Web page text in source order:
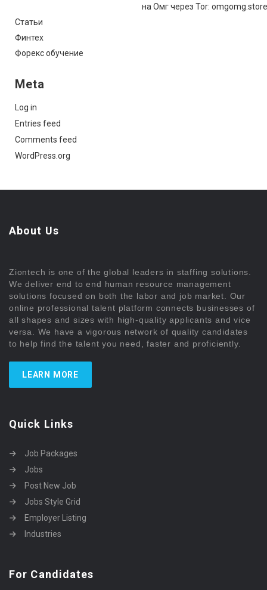
на Омг через Tor:
Статьи
Финтех
Форекс обучение
Meta
Log in
Entries feed
Comments feed
WordPress.org
About Us
Ziontech is one of the global leaders in staffing solutions.
We deliver end to end human resource management
solutions focused on both the labor and job market. Our
online professional talent platform connects businesses of
all shapes and sizes with high-quality applicants and vice
versa. We have a vigorous network of quality candidates
to help find the talent you need, faster and proficiently.
LEARN MORE
Quick Links
Job Packages
Jobs
Post New Job
Jobs Style Grid
Employer Listing
Industries
For Candidates